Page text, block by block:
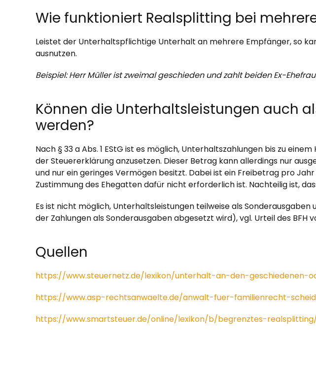
Wie funktioniert Realsplitting bei
Leistet der Unterhaltspflichtige Unterhalt an mehrere Empfänger, so
ausnutzen.
Beispiel: Herr Müller ist zweimal geschieden und zahlt beiden Ex-
Können die Unterhaltsleistungen auch
werden?
Nach § 33 a Abs. 1 EStG ist es möglich, Unterhaltszahlungen bis zu
der Steuererklärung anzusetzen. Dieser Betrag kann allerdings nur
und nur ein geringes Vermögen besitzt. Dabei ist ein Freibetrag pro
Zustimmung des Ehegatten dafür nicht erforderlich ist. Nachteilig ist,
Es ist nicht möglich, Unterhaltsleistungen teilweise als
der Zahlungen als Sonderausgaben abgesetzt wird), vgl. Urteil des BFH
Quellen
https://www.steuernetz.de/lexikon/unterhalt-an-den-
https://www.asp-rechtsanwaelte.de/anwalt-fuer-familienrecht-
https://www.smartsteuer.de/online/lexikon/b/begrenztes-